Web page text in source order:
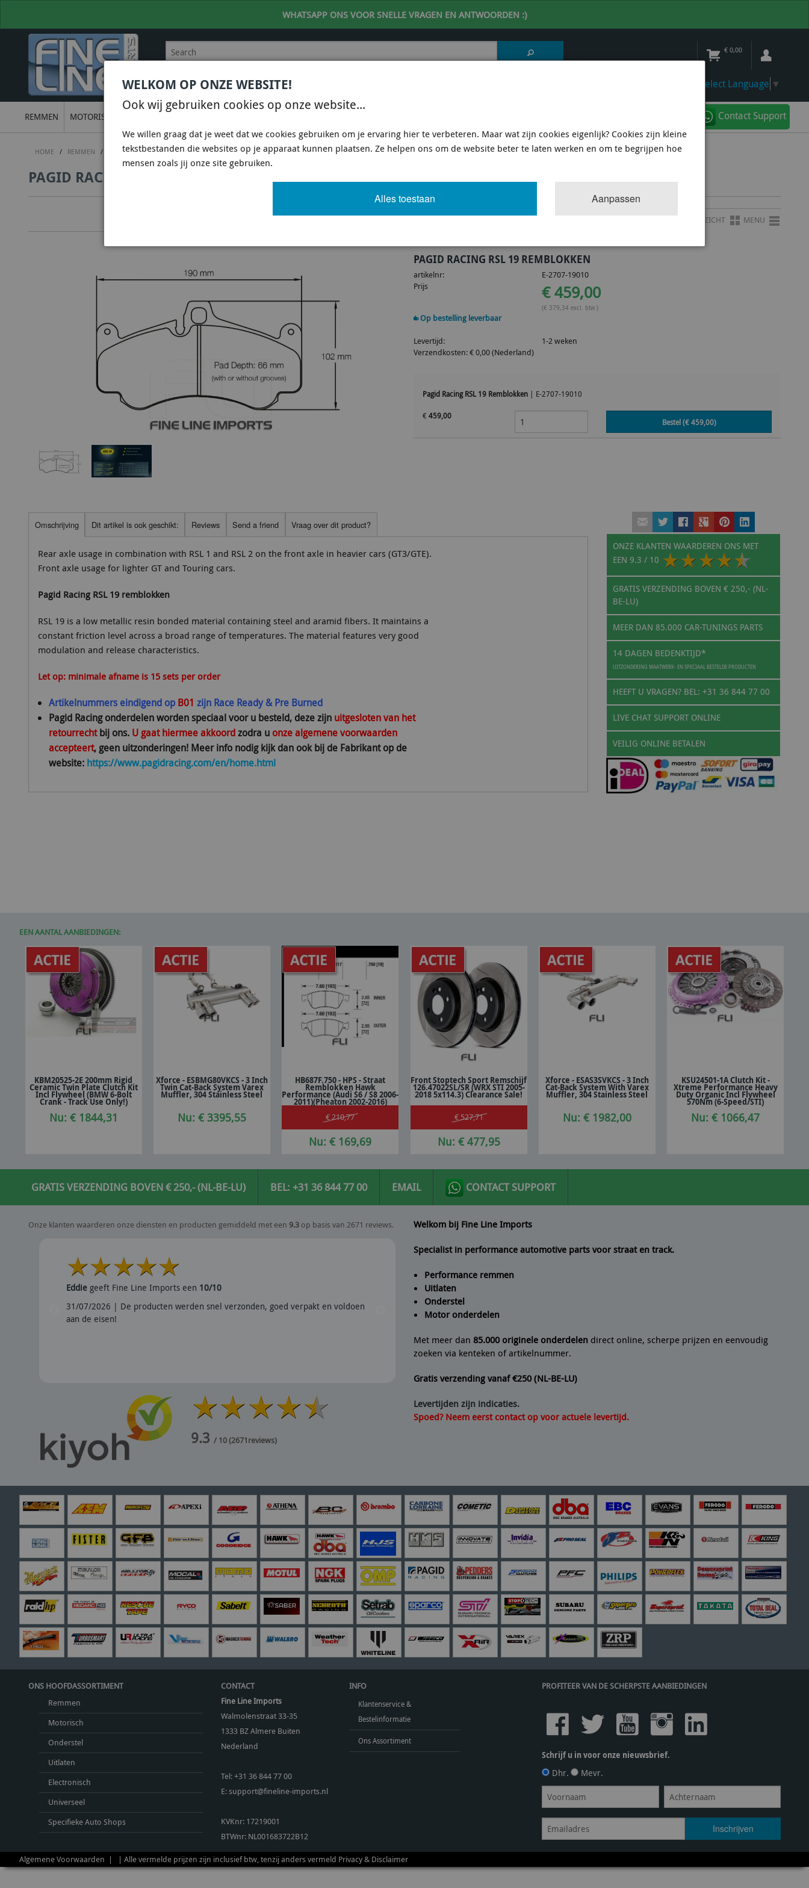
WHATSAPP ONS VOOR SNELLE VRAGEN EN ANTWOORDEN :)
€ 0,00
BEL +31 36 844 77 00VOOR DESKUNDIG ADVIES Select Language ▼
REMMEN MOTORISCH Contact Support
HOME / REMMEN / REMBLOKKEN (FERODO - HAWK - EBC - CL BRAKES - PAGID - PFC) / PAGID RACING / PAGID RACING RSL 19 REMBLOKKEN (E-2707-19010) MOQ 15 PCS
PAGID RACING RSL 19 REMBLOKKEN (E-2707-19010) MOQ 15 PCS
Artikel515 van 1420 OVERZICHT MENU
PAGID RACING RSL 19 REMBLOKKEN
artikelnr:
E-2707-19010
Prijs
€ 459,00
(€ 379,34 excl. btw )
Op bestelling leverbaar
Levertijd:
1-2 weken
Verzendkosten: € 0,00 (Nederland)
Pagid Racing RSL 19 Remblokken | E-2707-19010
€ 459,00
Bestel (€459,00)
ONZE KLANTEN WAARDEREN ONS MET
EEN 9.3 / 10
GRATIS VERZENDING BOVEN € 250,- (NL-
BE-LU)
MEER DAN 85.000 CAR-TUNINGS PARTS
14 DAGEN BEDENKTIJD*
UITZONDERING MAATWERK- EN SPECIAAL BESTELDE PRODUCTEN
HEEFT U VRAGEN? BEL: +31 36 844 77 00
LIVE CHAT SUPPORT ONLINE
VEILIG ONLINE BETALEN
Omschrijving Dit artikel is ook geschikt: Reviews Send a friend Vraag over dit product?
Rear axle usage in combination with RSL 1 and RSL 2 on the front axle in heavier cars (GT3/GTE).
Front axle usage for lighter GT and Touring cars.
Pagid Racing RSL 19 remblokken
RSL 19 is a low metallic resin bonded material containing steel and aramid fibers. It maintains a
constant friction level across a broad range of temperatures. The material features very good
modulation and release characteristics.
Let op: minimale afname is 15 sets per order
Artikelnummers eindigend op B01 zijn Race Ready & Pre Burned
Pagid Racing onderdelen worden speciaal voor u besteld, deze zijn uitgesloten van het
retourrechtbij ons. U gaat hiermee akkoordzodra u onze algemene voorwaarden
accepteert, geen uitzonderingen! Meer info nodig kijk dan ook bij de Fabrikant op de
website: https://www.pagidracing.com/en/home.html
EEN AANTAL AANBIEDINGEN:
In winkelwagen
KBM20525-2E 200mm Rigid
Ceramic Twin Plate Clutch Kit
Incl Flywheel (BMW 6-Bolt
Crank - Track Use Only!)
Nu: € 1844,31
In winkelwagen
Xforce - ESBMG80VKCS - 3 Inch
Twin Cat-Back System Varex
Muffler, 304 Stainless Steel
Nu: € 3395,55
In winkelwagen
HB687F.750 - HPS - Straat
Remblokken Hawk
Performance (Audi S6 / S8 2006-
2011)(Pheaton 2002-2016)
€ 210,77
Nu: € 169,69
In winkelwagen
Front Stoptech Sport Remschijf
126.47022SL/SR (WRX STI 2005-
2018 5x114.3) Clearance Sale!
€ 527,71
Nu: € 477,95
In winkelwagen
Xforce - ESAS3SVKCS - 3 Inch
Cat-Back System With Varex
Muffler, 304 Stainless Steel
Nu: € 1982,00
In winkelwagen
KSU24501-1A Clutch Kit -
Xtreme Performance Heavy
Duty Organic Incl Flywheel
570Nm (6-Speed/STI)
Nu: € 1066,47
GRATIS VERZENDING BOVEN € 250,- (NL-BE-LU) BEL: +31 36 844 77 00 EMAIL CONTACT SUPPORT
Onze klanten waarderen onze diensten en producten gemiddeld met een 9.3 op basis van 2671 reviews.
Eddiegeeft Fine Line Imports een 10/10
31/07/2026 | De producten werden snel verzonden, goed verpakt en voldoen
aan de eisen!
Petergeeft Fine Line Imports een
28/07/2026 | Snel verzonden en artikel helemaal volgens de beschrijving. Een
aanrader dus.
9.3/ 10(2671reviews)
Welkom bij Fine Line Imports
Specialist in performance automotive parts voor straat en track.
Performance remmen
Uitlaten
Onderstel
Motor onderdelen
Met meer dan 85.000 originele onderdelen direct online, scherpe prijzen en eenvoudig
zoeken via kenteken of artikelnummer.
Gratis verzending vanaf €250 (NL-BE-LU)
Levertijden zijn indicaties.
Spoed? Neem eerst contact op voor actuele levertijd.
ONS HOOFDASSORTIMENT
Remmen
Motorisch
Onderstel
Uitlaten
Electronisch
Universeel
Specifieke Auto Shops
CONTACT
Fine Line Imports
Walmolenstraat 33-35
1333 BZAlmere Buiten
Nederland
Tel:+31 36 844 77 00
E:support@fineline-imports.nl
KVKnr: 17219001
BTWnr: NL001683722B12
INFO
Klantenservice &
Bestelinformatie
Ons Assortiment
PROFITEER VAN DE SCHERPSTE AANBIEDINGEN
Schrijf u in voor onze nieuwsbrief.
Dhr. Mevr.
Algemene Voorwaarden | | Alle vermelde prijzen zijn inclusief btw, tenzij anders vermeld Privacy & Disclaimer
WELKOM OP ONZE WEBSITE!
Ook wij gebruiken cookies op onze website...
We willen graag dat je weet dat we cookies gebruiken om je ervaring hier te verbeteren. Maar wat zijn cookies eigenlijk? Cookies zijn kleine
tekstbestanden die websites op je apparaat kunnen plaatsen. Ze helpen ons om de website beter te laten werken en om te begrijpen hoe
mensen zoals jij onze site gebruiken.
Aanpassen
Alles toestaan